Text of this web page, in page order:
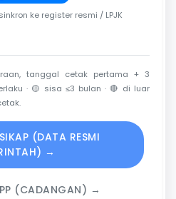
sinkron ke register resmi / LPJK
tanggal cetak pertama + 3
· 🟡 sisa ≤3 bulan · 🔴 di luar
(DATA RESMI
→
(CADANGAN) →